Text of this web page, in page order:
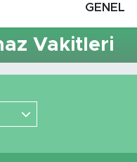
GENEL
Vakitleri
Durumu ve Fikstür